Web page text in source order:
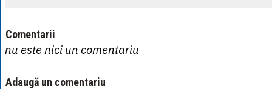
Comentarii
nu este nici un comentariu
Adaugă un comentariu